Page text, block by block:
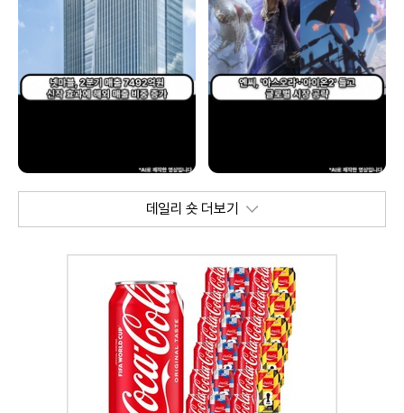
데일리 숏 더보기